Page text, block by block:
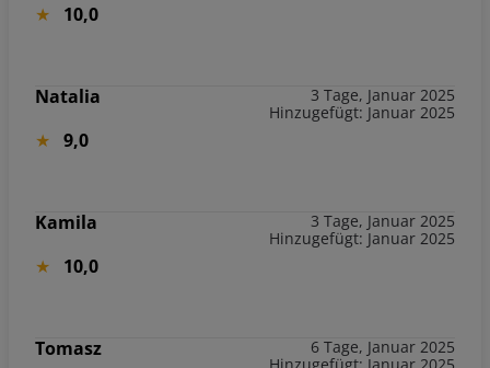
10,0
Natalia
3 Tage, Januar 2025
Hinzugefügt: Januar 2025
9,0
Kamila
3 Tage, Januar 2025
Hinzugefügt: Januar 2025
10,0
Tomasz
6 Tage, Januar 2025
Hinzugefügt: Januar 2025